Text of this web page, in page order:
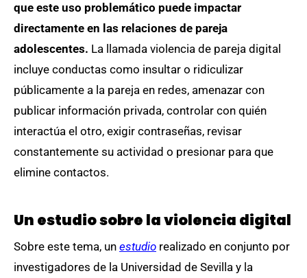
que este uso problemático puede impactar
directamente en las relaciones de pareja
adolescentes. La llamada violencia de pareja digital
incluye conductas como insultar o ridiculizar
públicamente a la pareja en redes, amenazar con
publicar información privada, controlar con quién
interactúa el otro, exigir contraseñas, revisar
constantemente su actividad o presionar para que
elimine contactos.
Un estudio sobre la violencia digital
Sobre este tema, un estudio realizado en conjunto por
investigadores de la Universidad de Sevilla y la